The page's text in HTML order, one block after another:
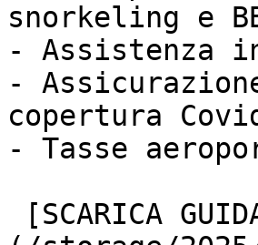
snorkeling e
- Assistenza
-
copertura
- Tasse